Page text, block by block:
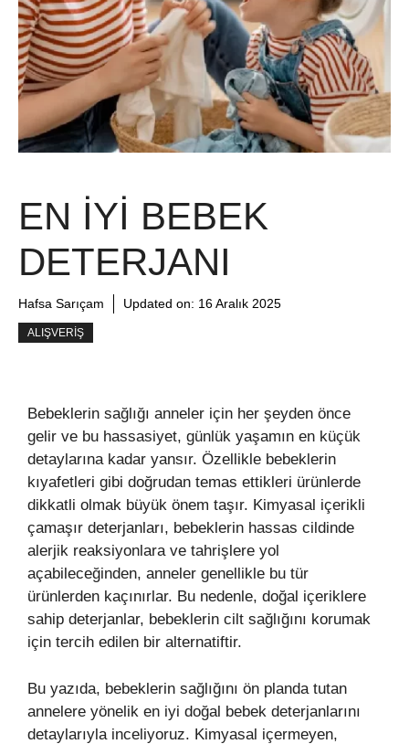
EN İYI BEBEK
DETERJANI
Hafsa Sarıçam Updated on: 16 Aralık 2025
ALIŞVERIŞ
Bebeklerin sağlığı anneler için her şeyden önce
gelir ve bu hassasiyet, günlük yaşamın en küçük
detaylarına kadar yansır. Özellikle bebeklerin
kıyafetleri gibi doğrudan temas ettikleri ürünlerde
dikkatli olmak büyük önem taşır. Kimyasal içerikli
çamaşır deterjanları, bebeklerin hassas cildinde
alerjik reaksiyonlara ve tahrişlere yol
açabileceğinden, anneler genellikle bu tür
ürünlerden kaçınırlar. Bu nedenle, doğal içeriklere
sahip deterjanlar, bebeklerin cilt sağlığını korumak
için tercih edilen bir alternatiftir.
Bu yazıda, bebeklerin sağlığını ön planda tutan
annelere yönelik en iyi doğal bebek deterjanlarını
detaylarıyla inceliyoruz. Kimyasal içermeyen,